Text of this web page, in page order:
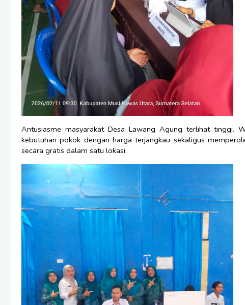
Antusiasme masyarakat Desa Lawang Agung terlihat tinggi.
kebutuhan pokok dengan harga terjangkau sekaligus
secara gratis dalam satu lokasi.